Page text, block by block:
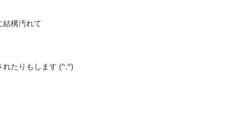
結構汚れて
たりもします (^.^)